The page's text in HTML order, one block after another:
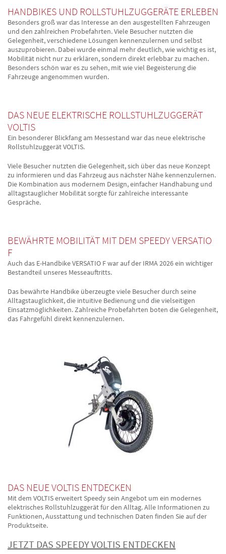
HANDBIKES UND ROLLSTUHLZUGGERÄTE ERLEBEN
Besonders groß war das Interesse an den ausgestellten Fahrzeugen
und den zahlreichen Probefahrten. Viele Besucher nutzten die
Gelegenheit, verschiedene Lösungen kennenzulernen und selbst
auszuprobieren. Dabei wurde einmal mehr deutlich, wie wichtig es ist,
Mobilität nicht nur zu erklären, sondern direkt erlebbar zu machen.
Besonders schön war es zu sehen, mit wie viel Begeisterung die
Fahrzeuge angenommen wurden.
DAS NEUE ELEKTRISCHE ROLLSTUHLZUGGERÄT
VOLTIS
Ein besonderer Blickfang am Messestand war das neue elektrische
Rollstuhlzuggerät VOLTIS.
Viele Besucher nutzten die Gelegenheit, sich über das neue Konzept
zu informieren und das Fahrzeug aus nächster Nähe kennenzulernen.
Die Kombination aus modernem Design, einfacher Handhabung und
alltagstauglicher Mobilität sorgte für zahlreiche interessante
Gespräche.
BEWÄHRTE MOBILITÄT MIT DEM SPEEDY VERSATIO
F
Auch das E-Handbike VERSATIO F war auf der IRMA 2026 ein wichtiger
Bestandteil unseres Messeauftritts.
Das bewährte Handbike überzeugte viele Besucher durch seine
Alltagstauglichkeit, die intuitive Bedienung und die vielseitigen
Einsatzmöglichkeiten. Zahlreiche Probefahrten boten die Gelegenheit,
das Fahrgefühl direkt kennenzulernen.
DAS NEUE VOLTIS ENTDECKEN
Mit dem VOLTIS erweitert Speedy sein Angebot um ein modernes
elektrisches Rollstuhlzuggerät für den Alltag. Alle Informationen zu
Funktionen, Ausstattung und technischen Daten finden Sie auf der
Produktseite.
JETZT DAS SPEEDY VOLTIS ENTDECKEN